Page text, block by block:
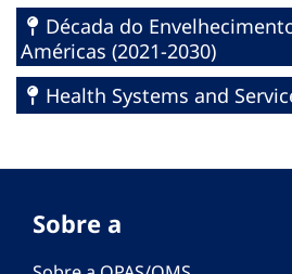
Década do
Américas (2021-2030)
Health Systems and
Sobre a